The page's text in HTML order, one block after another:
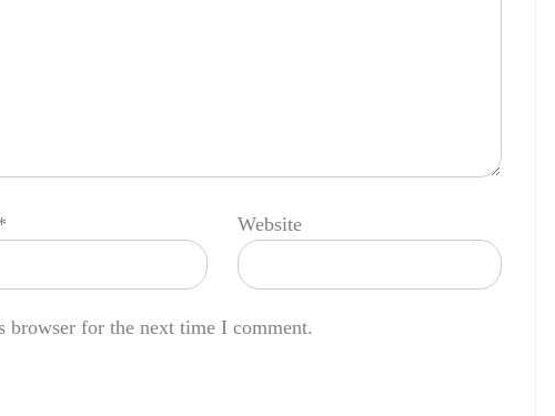
Website
browser for the next time I comment.